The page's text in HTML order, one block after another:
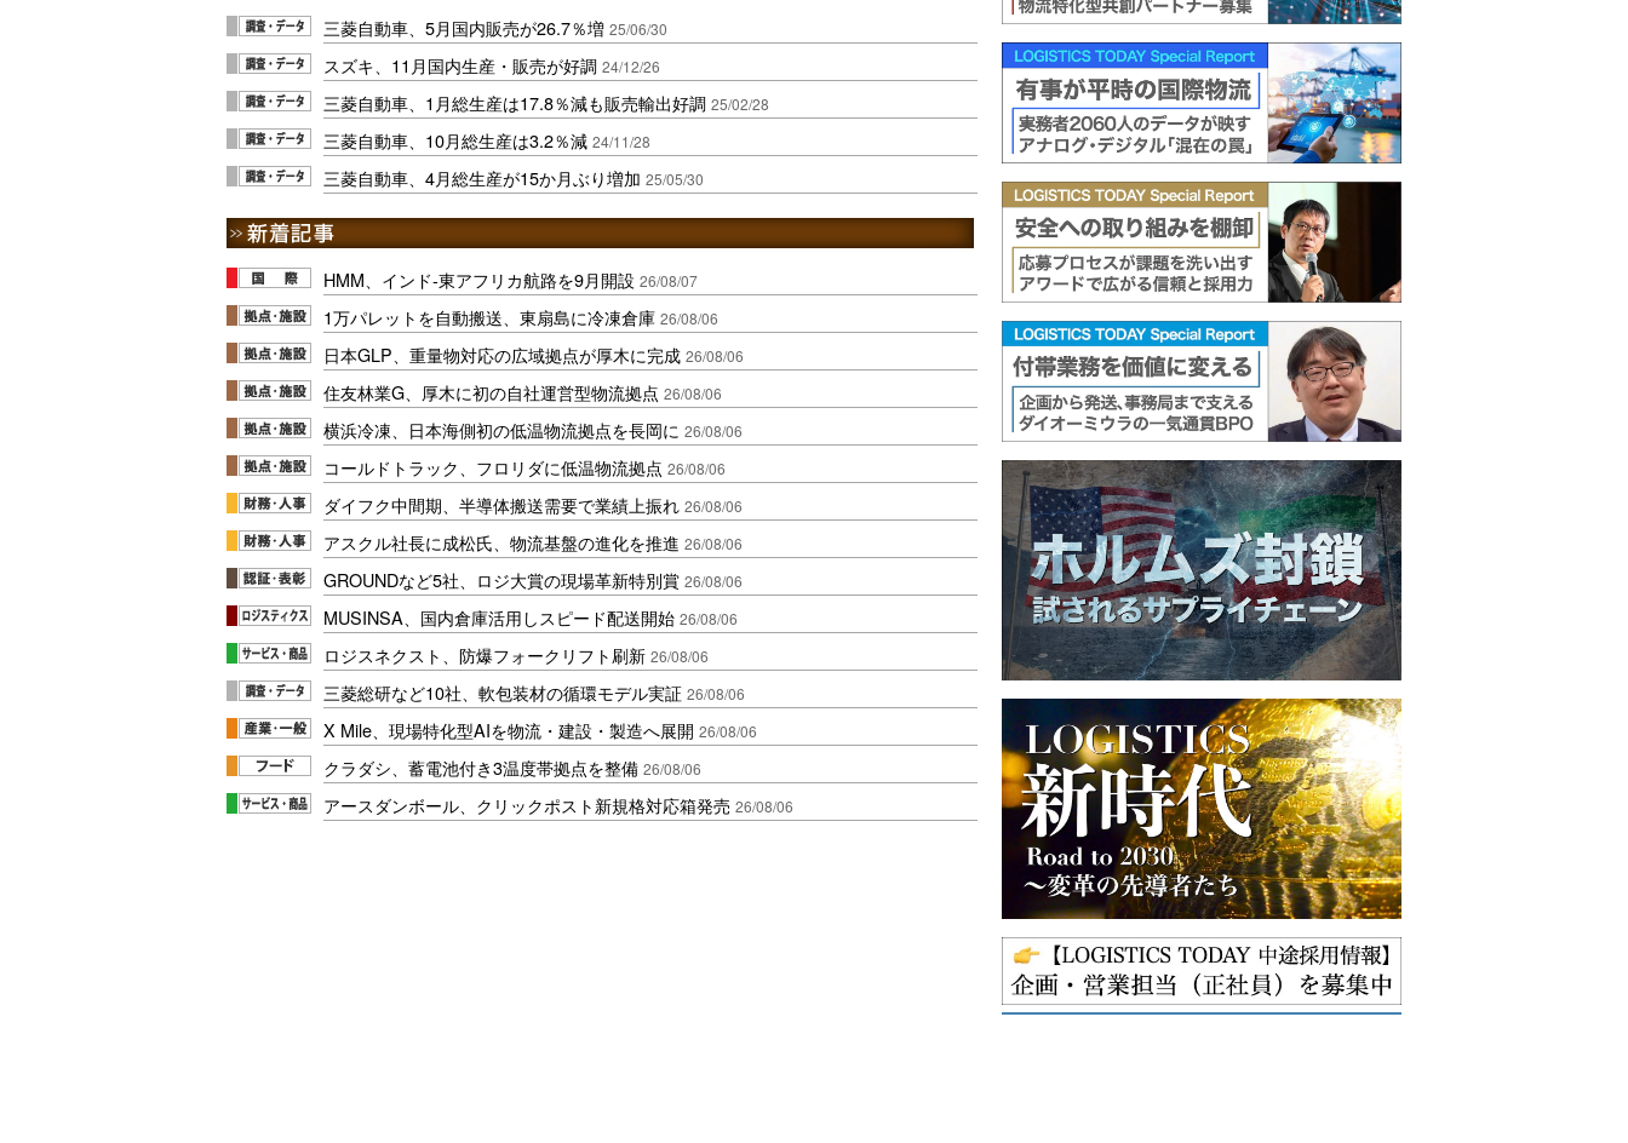
三菱自動車、5月国内販売が26.7％増 25/06/30
スズキ、11月国内生産・販売が好調 24/12/26
三菱自動車、1月総生産は17.8％減も販売輸出好調 25/02/28
三菱自動車、10月総生産は3.2％減 24/11/28
三菱自動車、4月総生産が15か月ぶり増加 25/05/30
HMM、インド-東アフリカ航路を9月開設 26/08/07
1万パレットを自動搬送、東扇島に冷凍倉庫 26/08/06
日本GLP、重量物対応の広域拠点が厚木に完成 26/08/06
住友林業G、厚木に初の自社運営型物流拠点 26/08/06
横浜冷凍、日本海側初の低温物流拠点を長岡に 26/08/06
コールドトラック、フロリダに低温物流拠点 26/08/06
ダイフク中間期、半導体搬送需要で業績上振れ 26/08/06
アスクル社長に成松氏、物流基盤の進化を推進 26/08/06
GROUNDなど5社、ロジ大賞の現場革新特別賞 26/08/06
MUSINSA、国内倉庫活用しスピード配送開始 26/08/06
ロジスネクスト、防爆フォークリフト刷新 26/08/06
三菱総研など10社、軟包装材の循環モデル実証 26/08/06
X Mile、現場特化型AIを物流・建設・製造へ展開 26/08/06
クラダシ、蓄電池付き3温度帯拠点を整備 26/08/06
アースダンボール、クリックポスト新規格対応箱発売 26/08/06